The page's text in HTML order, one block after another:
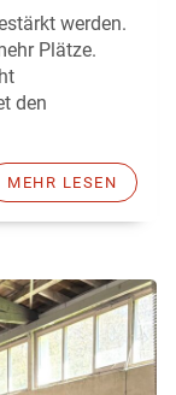
werden.
Plätze.
den
MEHR LESEN